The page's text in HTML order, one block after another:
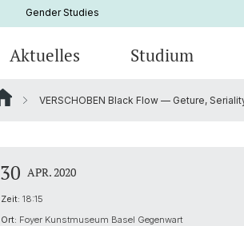
Gender Studies
Aktuelles Studium
VERSCHOBEN Black Flow — Geture,
30 APR. 2020
Zeit: 18:15
Ort: Foyer Kunstmuseum Basel Gegenwart